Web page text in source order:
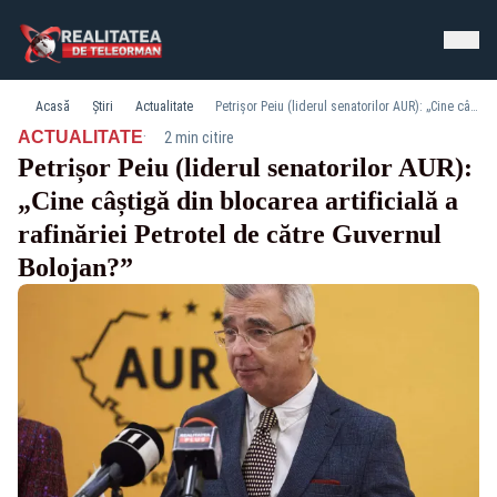
Acasă Știri Actualitate Petrișor Peiu (liderul senatorilor AUR): „Cine câștigă din blocarea artificială a rafinăriei Petrotel de către Guvernul Bolojan?”
ACTUALITATE· 2 min citire
Petrișor Peiu (liderul senatorilor AUR):
„Cine câștigă din blocarea artificială a
rafinăriei Petrotel de către Guvernul
Bolojan?”